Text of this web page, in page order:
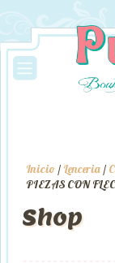
Inicio / Lenceria /
PIEZAS CON
Shop